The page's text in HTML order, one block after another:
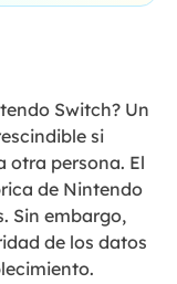
Switch? Un
si
otra persona. El
de Nintendo
Sin embargo,
de los datos